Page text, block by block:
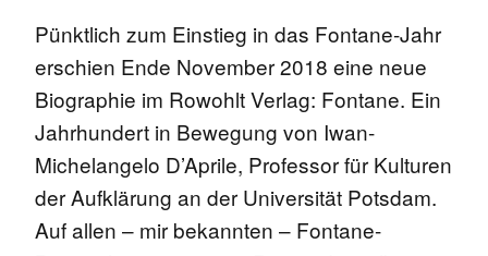
Pünktlich zum Einstieg in das Fontane-Jahr
erschien Ende November 2018 eine neue
Biographie im Rowohlt Verlag: Fontane. Ein
Jahrhundert in Bewegung von Iwan-
Michelangelo D’Aprile, Professor für Kulturen
der Aufklärung an der Universität Potsdam.
Auf allen – mir bekannten – Fontane-